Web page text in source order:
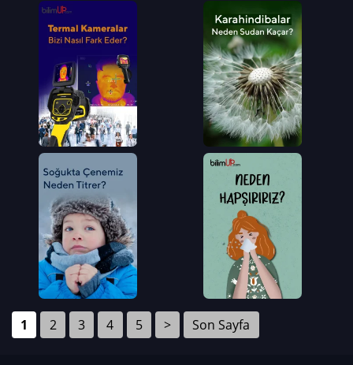
1 2 3 4 5 > Son Sayfa